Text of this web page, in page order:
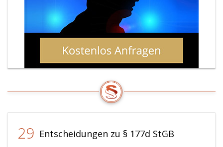
29 Entscheidungen zu § 177d StGB